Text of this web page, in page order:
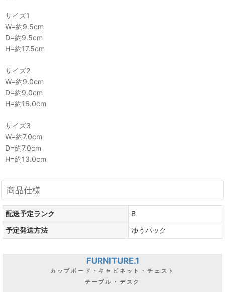
サイズ1
W=約9.5cm
D=約9.5cm
H=約17.5cm
サイズ2
W=約9.0cm
D=約9.0cm
H=約16.0cm
サイズ3
W=約7.0cm
D=約7.0cm
H=約13.0cm
商品仕様
配送予定ランク
B
予定発送方法
ゆうパック
FURNITURE.1
カップボード・キャビネット・チェスト
テーブル・デスク